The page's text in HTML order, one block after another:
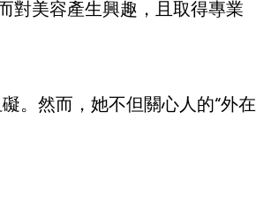
對美容產生興趣，且取得專業
。然而，她不但關心人的“外在